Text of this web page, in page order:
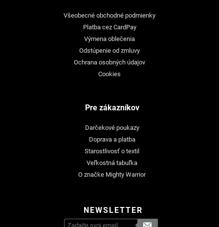
Všeobecné obchodné podmienky
Platba cez CardPay
Výmena oblečenia
Odstúpenie od zmluvy
Ochrana osobných údajov
Cookies
Pre zákazníkov
Darčekové poukazy
Doprava a platba
Starostlivosť o textil
Veľkostná tabuľka
O značke Mighty Warrior
NEWSLETTER